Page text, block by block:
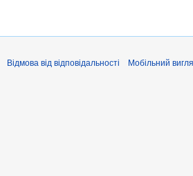
Відмова від відповідальності Мобільний